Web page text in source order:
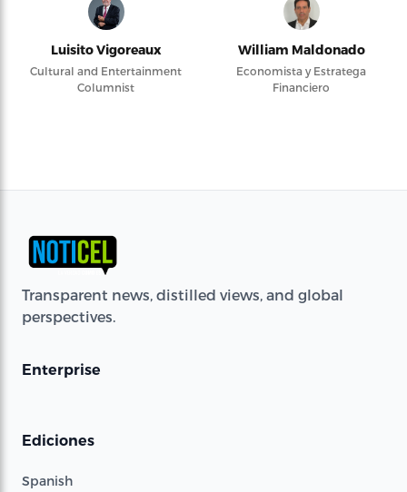
Luisito Vigoreaux
Cultural and Entertainment
Columnist
William Maldonado
Economista y Estratega
Financiero
Transparent news, distilled views, and global
perspectives.
Enterprise
Ediciones
Spanish